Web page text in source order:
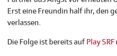
Erst eine Freundin half ihr, den
verlassen.
Die Folge ist bereits auf Play SRF